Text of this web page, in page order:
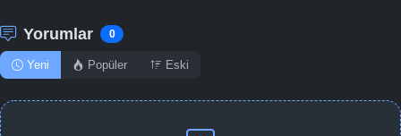
Yorumlar 0
Yeni Popüler Eski